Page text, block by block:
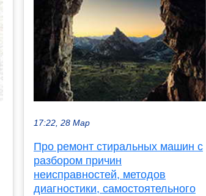
17:22, 28 Мар
Про ремонт стиральных машин с
разбором причин
неисправностей, методов
диагностики, самостоятельного